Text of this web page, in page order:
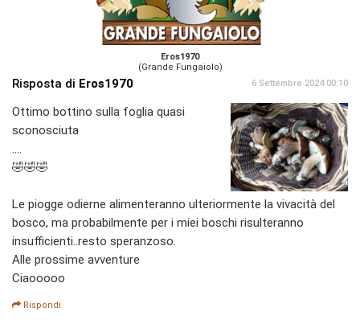
Eros1970
(Grande Fungaiolo)
Risposta di Eros1970 6 Settembre 2024 00:10
Ottimo bottino sulla foglia quasi
sconosciuta
....
🤣🤣🤣
Le piogge odierne alimenteranno ulteriormente la vivacità del
bosco, ma probabilmente per i miei boschi risulteranno
insufficienti..resto speranzoso.
Alle prossime avventure
Ciaooooo
Rispondi